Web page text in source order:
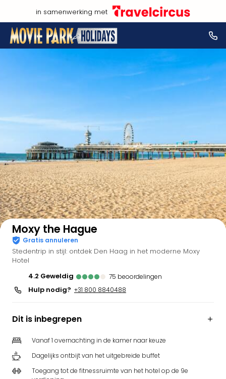
in samenwerking met
Bekijk op kaart
Moxy the Hague
Gratis annuleren
Stedentrip in stijl: ontdek Den Haag in het moderne Moxy
Hotel
4.2
geweldig 75 beoordelingen
Hulp nodig? +31 800 8840488
Dit is inbegrepen
Vanaf 1 overnachting in de kamer naar keuze
Dagelijks ontbijt van het uitgebreide buffet
Toegang tot de fitnessruimte van het hotel op de 9e